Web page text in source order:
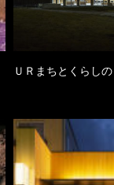
ＵＲまちとくらし